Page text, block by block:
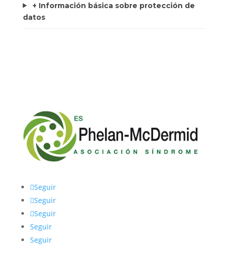
+ Información básica sobre protección de
datos
Seguir
Seguir
Seguir
Seguir
Seguir